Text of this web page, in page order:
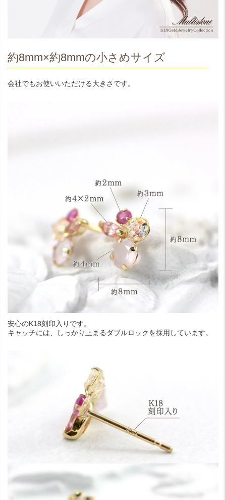
約8mm×約8mmの小さめサイズ
会社でもお使いいただける大きさです。
安心のK18刻印入りです。
キャッチには、しっかり止まるダブルロックを採用しています。